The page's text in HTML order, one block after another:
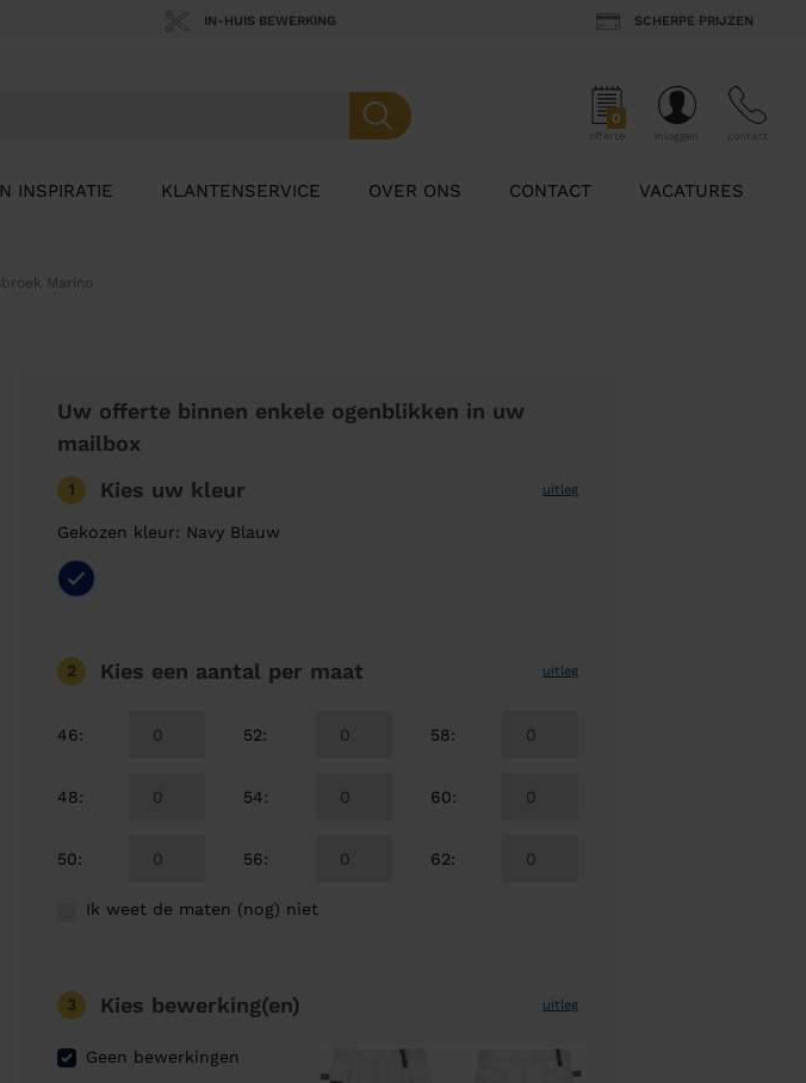
IN-HUIS BEWERKING SCHERPE PRIJZEN
0
offerte inloggen contact
INSPIRATIE KLANTENSERVICE OVER ONS CONTACT VACATURES
Marino
Uw offerte binnen enkele ogenblikken in uw
mailbox
1 Kies uw kleur uitleg
Gekozen kleur: Navy Blauw
2 Kies een aantal per maat uitleg
46:
48:
50:
52:
54:
56:
58:
60:
62:
Ik weet de maten (nog) niet
3 Kies bewerking(en) uitleg
Geen bewerkingen